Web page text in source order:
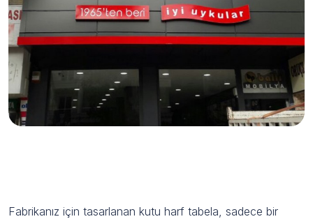
Fabrikanız için tasarlanan kutu harf tabela, sadece bir